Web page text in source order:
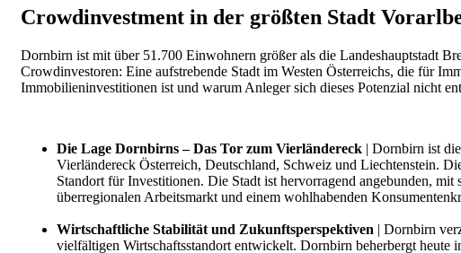
Crowdinvestment in der größten Stadt
Dornbirn ist mit über 51.700 Einwohnern größer als die Landeshauptstadt
Crowdinvestoren: Eine aufstrebende Stadt im Westen Österreichs, die für
Immobilieninvestitionen ist und warum Anleger sich dieses Potenzial nicht
Die Lage Dornbirns – Das Tor zum Vierländereck | Dornbirn ist
Vierländereck Österreich, Deutschland, Schweiz und Liechtenstein.
Standort für Investitionen. Die Stadt ist hervorragend angebunden,
überregionalen Arbeitsmarkt und einem wohlhabenden
Wirtschaftliche Stabilität und Zukunftsperspektiven | Dornbirn
vielfältigen Wirtschaftsstandort entwickelt. Dornbirn beherbergt heute